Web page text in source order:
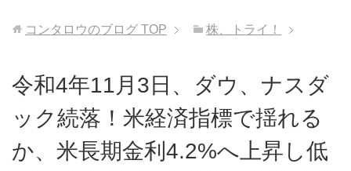
コンタロウのブログ TOP 株、トライ！
令和4年11月3日、ダウ、ナスダ
ック続落！米経済指標で揺れる
か、米長期金利4.2%へ上昇し低